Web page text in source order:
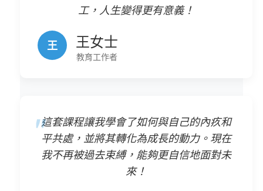
工，人生變得更有意義！
王 王女士
教育工作者
這套課程讓我學會了如何與自己的內疚和
平共處，並將其轉化為成長的動力。現在
我不再被過去束縛，能夠更自信地面對未
來！